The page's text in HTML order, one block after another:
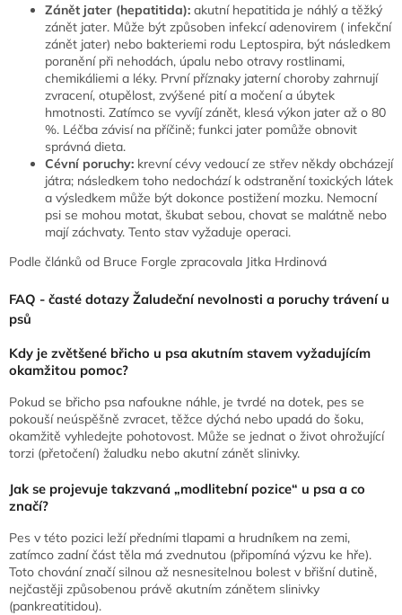
Zánět jater (hepatitida): akutní hepatitida je náhlý a těžký
zánět jater. Může být způsoben infekcí adenovirem ( infekční
zánět jater) nebo bakteriemi rodu Leptospira, být následkem
poranění při nehodách, úpalu nebo otravy rostlinami,
chemikáliemi a léky. První příznaky jaterní choroby zahrnují
zvracení, otupělost, zvýšené pití a močení a úbytek
hmotnosti. Zatímco se vyvíjí zánět, klesá výkon jater až o 80
%. Léčba závisí na příčině; funkci jater pomůže obnovit
správná dieta.
Cévní poruchy: krevní cévy vedoucí ze střev někdy obcházejí
játra; následkem toho nedochází k odstranění toxických látek
a výsledkem může být dokonce postižení mozku. Nemocní
psi se mohou motat, škubat sebou, chovat se malátně nebo
mají záchvaty. Tento stav vyžaduje operaci.
Podle článků od Bruce Forgle zpracovala Jitka Hrdinová
FAQ - časté dotazy Žaludeční nevolnosti a poruchy trávení u
psů
Kdy je zvětšené břicho u psa akutním stavem vyžadujícím
okamžitou pomoc?
Pokud se břicho psa nafoukne náhle, je tvrdé na dotek, pes se
pokouší neúspěšně zvracet, těžce dýchá nebo upadá do šoku,
okamžitě vyhledejte pohotovost. Může se jednat o život ohrožující
torzi (přetočení) žaludku nebo akutní zánět slinivky.
Jak se projevuje takzvaná „modlitební pozice“ u psa a co
značí?
Pes v této pozici leží předními tlapami a hrudníkem na zemi,
zatímco zadní část těla má zvednutou (připomíná výzvu ke hře).
Toto chování značí silnou až nesnesitelnou bolest v břišní dutině,
nejčastěji způsobenou právě akutním zánětem slinivky
(pankreatitidou).